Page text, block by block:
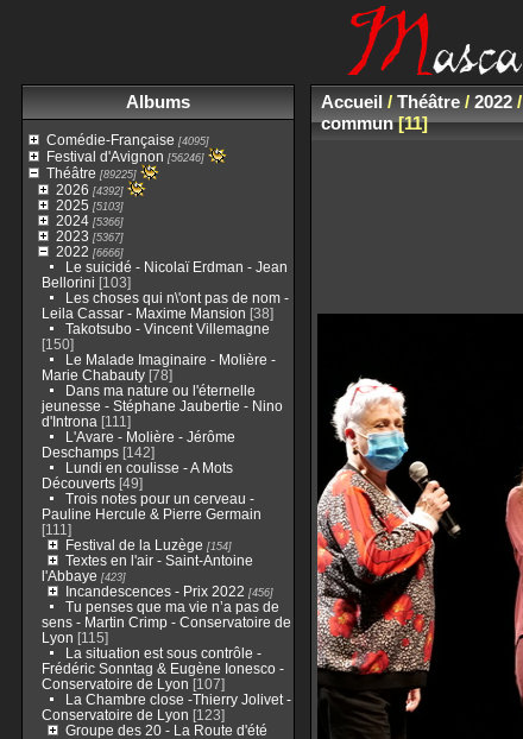
Albums
Comédie-Française [4095]
Festival d'Avignon [56246]
Théâtre [89225]
2026 [4392]
2025 [5103]
2024[5366]
2023 [5367]
2022 [6666]
Le suicidé - Nicolaï Erdman - Jean
Bellorini [103]
Les choses qui n\'ont pas de nom -
Leila Cassar - Maxime Mansion [38]
Takotsubo - Vincent Villemagne
[150]
Le Malade Imaginaire - Molière -
Marie Chabauty[78]
Dans ma nature ou l'éternelle
jeunesse - Stéphane Jaubertie - Nino
d'Introna [111]
L'Avare - Molière - Jérôme
Deschamps[142]
Lundi en coulisse - A Mots
Découverts[49]
Trois notes pour un cerveau -
Pauline Hercule & Pierre Germain
[111]
Festival de la Luzège [154]
Textes en l'air - Saint-Antoine
l'Abbaye [423]
Incandescences - Prix 2022 [456]
Tu penses que ma vie n’a pas de
sens - Martin Crimp - Conservatoire de
Lyon [115]
La situation est sous contrôle -
Frédéric Sonntag & Eugène Ionesco -
Conservatoire de Lyon [107]
La Chambre close -Thierry Jolivet -
Conservatoire de Lyon [123]
Groupe des 20 - La Route d'été
Accueil/ Théâtre/ 2022/
commun 11